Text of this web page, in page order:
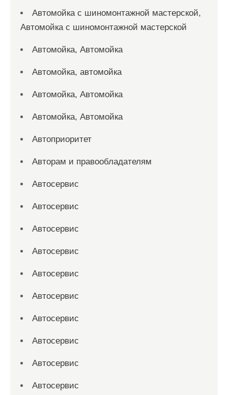
Автомойка с шиномонтажной мастерской,
Автомойка с шиномонтажной мастерской
Автомойка, Автомойка
Автомойка, автомойка
Автомойка, Автомойка
Автомойка, Автомойка
Автоприоритет
Авторам и правообладателям
Автосервис
Автосервис
Автосервис
Автосервис
Автосервис
Автосервис
Автосервис
Автосервис
Автосервис
Автосервис